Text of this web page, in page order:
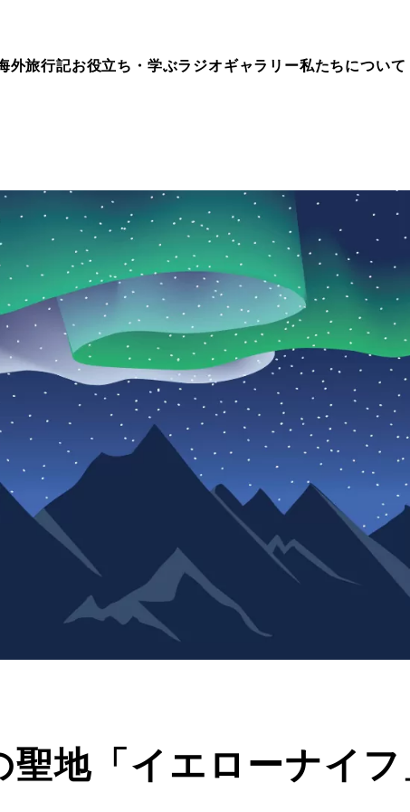
外旅行記お役立ち・学ぶラジオギャラリー私たちについて
聖地「イエローナイ